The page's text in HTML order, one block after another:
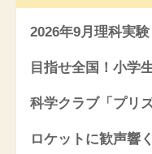
2026年9月理科実
目指せ全国！小学
科学クラブ「プリ
ロケットに歓声響